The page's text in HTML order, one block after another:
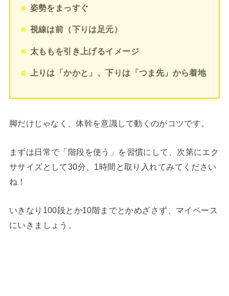
姿勢をまっすぐ
視線は前（下りは足元）
太ももを引き上げるイメージ
上りは「かかと」、下りは「つま先」から着地
脚だけじゃなく、体幹を意識して動くのがコツです。
まずは日常で「階段を使う」を習慣にして、次第にエク
ササイズとして30分、1時間と取り入れてみてください
ね！
いきなり100段とか10階までとかめざさず、マイペース
にいきましょう。